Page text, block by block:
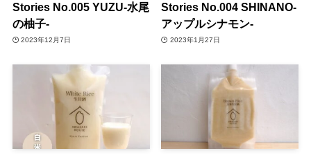
Stories No.005 YUZU-水尾
の柚子-
2023年12月7日
Stories No.004 SHINANO-
アップルシナモン-
2023年1月27日